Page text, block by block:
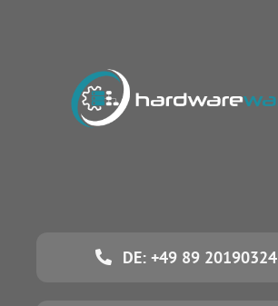
DE: +49 89 20190324